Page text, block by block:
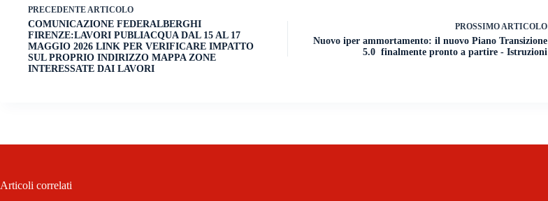
PRECEDENTEARTICOLO
COMUNICAZIONE FEDERALBERGHI
FIRENZE:LAVORI PUBLIACQUA DAL 15 AL 17
MAGGIO 2026 LINK PER VERIFICARE IMPATTO
SUL PROPRIO INDIRIZZO MAPPA ZONE
INTERESSATE DAI LAVORI
PROSSIMOARTICOLO
Nuovo iper ammortamento: il nuovo Piano Transizione
5.0 finalmente pronto a partire - Istruzioni
Articoli correlati